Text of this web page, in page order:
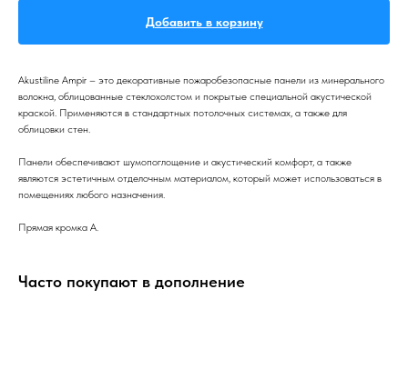
Добавить в корзину
Akustiline Ampir – это декоративные пожаробезопасные панели из минерального
волокна, облицованные стеклохолстом и покрытые специальной акустической
краской. Применяются в стандартных потолочных системах, а также для
облицовки стен.
Панели обеспечивают шумопоглощение и акустический комфорт, а также
являются эстетичным отделочным материалом, который может использоваться в
помещениях любого назначения.
Прямая кромка А.
Часто покупают в дополнение